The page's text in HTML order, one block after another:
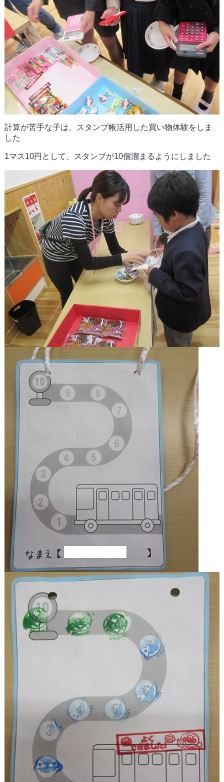
計算が苦手な子は、スタンプ帳活用した買い物体験をしま
した
1マス10円として、スタンプが10個溜まるようにしました